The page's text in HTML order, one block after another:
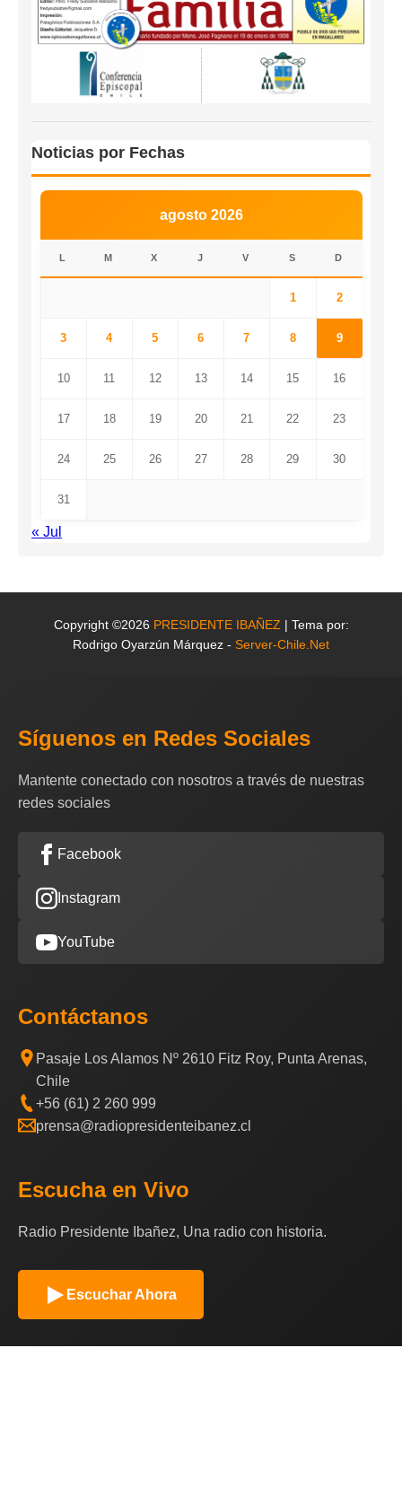
Noticias por Fechas
agosto 2026
L M X J V S D
1 2
3 4 5 6 7 8 9
10 11 12 13 14 15 16
17 18 19 20 21 22 23
24 25 26 27 28 29 30
31
« Jul
Copyright ©2026 PRESIDENTE IBAÑEZ | Tema por:
Rodrigo Oyarzún Márquez - Server-Chile.Net
Síguenos en Redes Sociales
Mantente conectado con nosotros a través de nuestras
redes sociales
Facebook
Instagram
YouTube
Contáctanos
Pasaje Los Alamos Nº 2610 Fitz Roy, Punta Arenas,
Chile
+56 (61) 2 260 999
prensa@radiopresidenteibanez.cl
Escucha en Vivo
Radio Presidente Ibañez, Una radio con historia.
Escuchar Ahora